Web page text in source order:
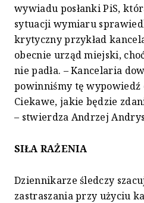
wywiadu posłanki PiS,
sytuacji wymiaru
krytyczny przykład
obecnie urząd miejski,
nie padła. – Kancelaria
powinniśmy tę wypowiedź
Ciekawe, jakie będzie
– stwierdza Andrzej
SIŁA RAŻENIA
Dziennikarze śledczy
zastraszania przy użyciu